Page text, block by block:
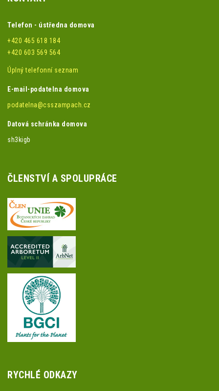
Telefon - ústředna domova
+420 465 618 184
+420 603 569 564
Úplný telefonní seznam
E-mail-podatelna domova
podatelna@csszampach.cz
Datová schránka domova
sh3kigb
ČLENSTVÍ A SPOLUPRÁCE
RYCHLÉ ODKAZY